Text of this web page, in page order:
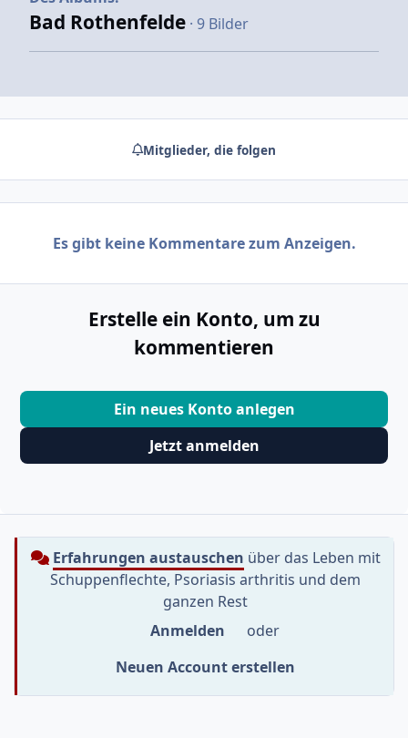
Bad Rothenfelde · 9 Bilder
Mitglieder, die folgen
Es gibt keine Kommentare zum Anzeigen.
Erstelle ein Konto, um zu
kommentieren
Ein neues Konto anlegen
Jetzt anmelden
Erfahrungen austauschen über das Leben mit
Schuppenflechte, Psoriasis arthritis und dem
ganzen Rest
Anmelden
oder
Neuen Account erstellen